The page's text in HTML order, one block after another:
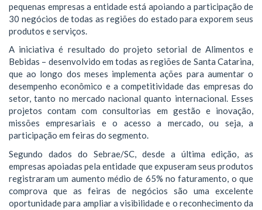
pequenas empresas a entidade está apoiando a participação de
30 negócios de todas as regiões do estado para exporem seus
produtos e serviços.
A iniciativa é resultado do projeto setorial de Alimentos e
Bebidas – desenvolvido em todas as regiões de Santa Catarina,
que ao longo dos meses implementa ações para aumentar o
desempenho econômico e a competitividade das empresas do
setor, tanto no mercado nacional quanto internacional. Esses
projetos contam com consultorias em gestão e inovação,
missões empresariais e o acesso a mercado, ou seja, a
participação em feiras do segmento.
Segundo dados do Sebrae/SC, desde a última edição, as
empresas apoiadas pela entidade que expuseram seus produtos
registraram um aumento médio de 65% no faturamento, o que
comprova que as feiras de negócios são uma excelente
oportunidade para ampliar a visibilidade e o reconhecimento da